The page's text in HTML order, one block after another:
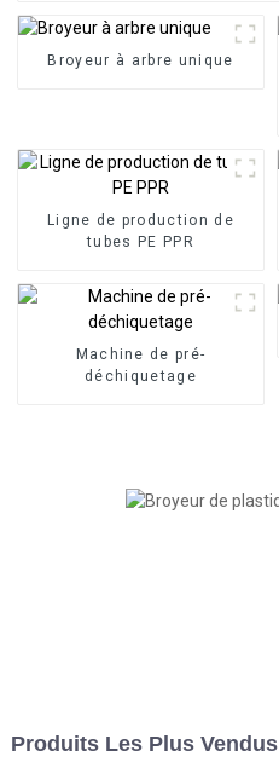
Broyeur à arbre unique
Ligne de production de
tubes PE PPR
Machine de pré-
déchiquetage
Produits Les Plus Vendus